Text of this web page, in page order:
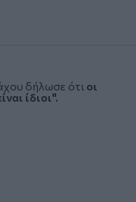
δήλωσε ότι οι
ίδιοι".